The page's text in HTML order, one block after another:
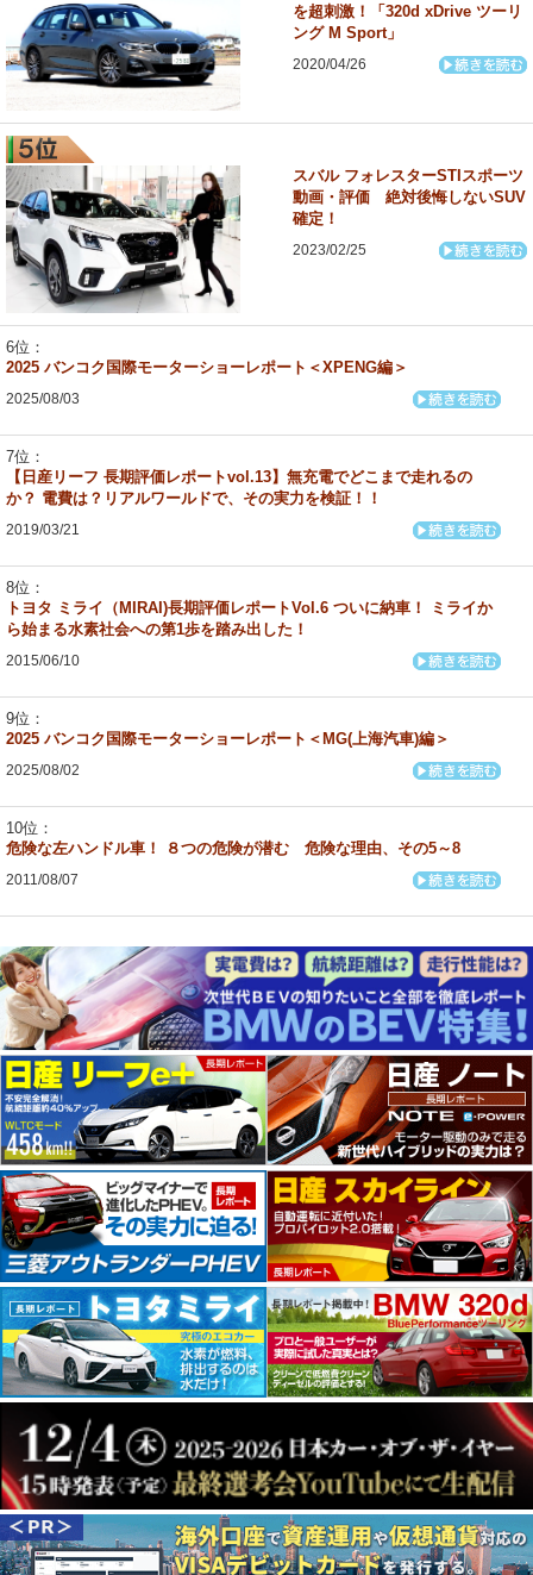
を超刺激！「320d xDrive ツーリ
ング M Sport」
2020/04/26
スバル フォレスターSTIスポーツ
動画・評価 絶対後悔しないSUV
確定！
2023/02/25
2025 バンコク国際モーターショーレポート＜XPENG編＞
2025/08/03
【日産リーフ 長期評価レポートvol.13】無充電でどこまで走れるの
か？ 電費は？リアルワールドで、その実力を検証！！
2019/03/21
トヨタ ミライ（MIRAI)長期評価レポートVol.6 ついに納車！ ミライか
ら始まる水素社会への第1歩を踏み出した！
2015/06/10
2025 バンコク国際モーターショーレポート＜MG(上海汽車)編＞
2025/08/02
危険な左ハンドル車！ ８つの危険が潜む 危険な理由、その5～8
2011/08/07